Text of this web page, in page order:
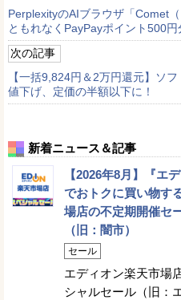
PerplexityのAIブラウザ「Comet
ともれなくPayPayポイント500円
次の記事
【一括9,824円＆2万円還元】ソ
値下げ、定価の半額以下に！
新着ニュース＆記事
【2026年8月】『エ
でおトクに買い物す
場店の不定期開催セ
（旧：闇市）
セール
エディオン楽天市場
シャルセール（旧：